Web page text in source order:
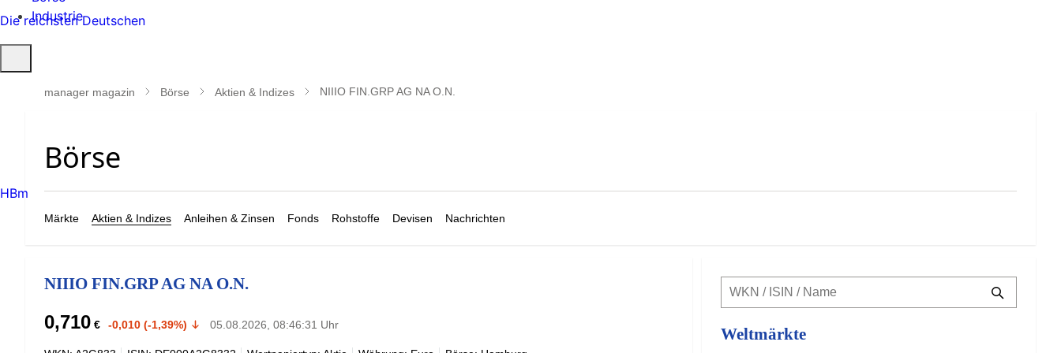
Industrie
öffnen
manager magazin Börse Aktien & Indizes NIIIO FIN.GRP AG NA O.N.
Märkte Aktien & Indizes Anleihen & Zinsen Fonds Rohstoffe Devisen Nachrichten
NIIIO FIN.GRP AG NA O.N.
0,710 € -0,010 (-1,39%) 05.08.2026, 08:46:31 Uhr
Weltmärkte
Die reichsten Deutschen
HBm